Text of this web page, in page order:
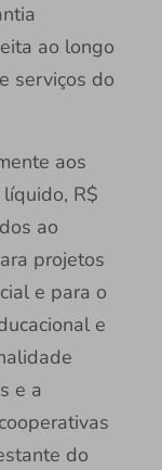
ao longo
serviços do
aos
R$
ao
projetos
e para o
e
e a
do